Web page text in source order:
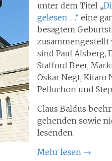
unter dem Titel „
gelesen ….“ eine
besagtem
zusammengestellt
sind Paul Alsberg,
Stafford Beer,
Oskar Negt, Kitaro
Pelluchon und
Claus Baldus
gehenden sowie
lesenden
Mehr lesen →